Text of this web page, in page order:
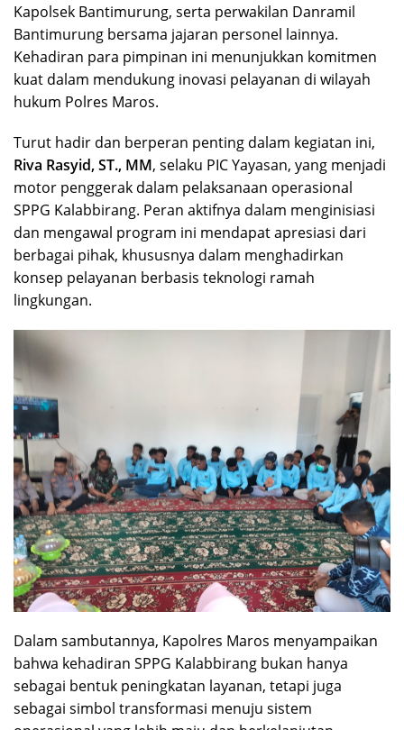
Kapolsek Bantimurung, serta perwakilan Danramil
Bantimurung bersama jajaran personel lainnya.
Kehadiran para pimpinan ini menunjukkan komitmen
kuat dalam mendukung inovasi pelayanan di wilayah
hukum Polres Maros.
Turut hadir dan berperan penting dalam kegiatan ini,
Riva Rasyid, ST., MM, selaku PIC Yayasan, yang menjadi
motor penggerak dalam pelaksanaan operasional
SPPG Kalabbirang. Peran aktifnya dalam menginisiasi
dan mengawal program ini mendapat apresiasi dari
berbagai pihak, khususnya dalam menghadirkan
konsep pelayanan berbasis teknologi ramah
lingkungan.
Dalam sambutannya, Kapolres Maros menyampaikan
bahwa kehadiran SPPG Kalabbirang bukan hanya
sebagai bentuk peningkatan layanan, tetapi juga
sebagai simbol transformasi menuju sistem